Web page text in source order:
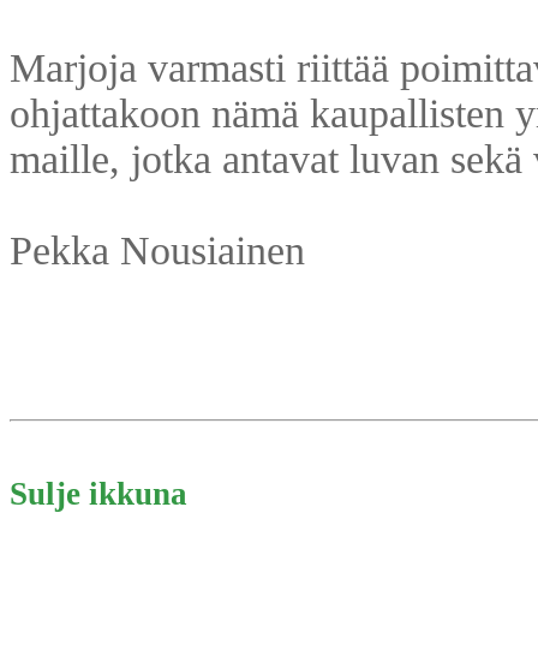
Marjoja varmasti riittää
ohjattakoon nämä kaupallisten
maille, jotka antavat luvan
Pekka Nousiainen
Sulje ikkuna